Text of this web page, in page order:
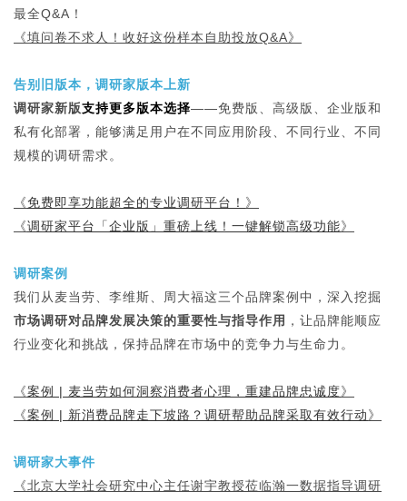
最全Q&A！
《填问卷不求人！收好这份样本自助投放Q&A》
告别旧版本，调研家版本上新
调研家新版支持更多版本选择——免费版、高级版、企业版和
私有化部署，能够满足用户在不同应用阶段、不同行业、不同
规模的调研需求。
《免费即享功能超全的专业调研平台！ 》
《调研家平台「企业版」重磅上线！一键解锁高级功能》
调研案例
我们从麦当劳、李维斯、周大福这三个品牌案例中，深入挖掘
市场调研对品牌发展决策的重要性与指导作用 ，让品牌能顺应
行业变化和挑战，保持品牌在市场中的竞争力与生命力。
《案例 | 麦当劳如何洞察消费者心理，重建品牌忠诚度》
《案例 | 新消费品牌走下坡路？调研帮助品牌采取有效行动》
调研家大事件
《北京大学社会研究中心主任谢宇教授莅临瀚一数据指导调研